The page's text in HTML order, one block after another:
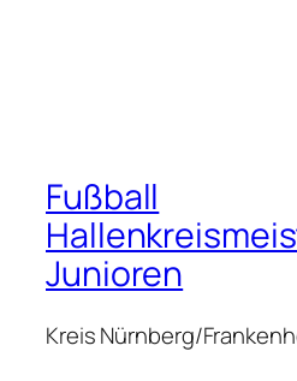
Fußball
Junioren
Kreis Nürnberg/